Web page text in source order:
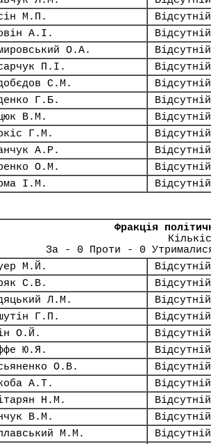
М.П.
Відсутній
А.І.
Відсутній
О.А.
Відсутній
П.І.
Відсутній
С.М.
Відсутній
Г.Б.
Відсутній
В.М.
Відсутній
Г.М.
Відсутній
А.Р.
Відсутній
О.М.
Відсутній
І.М.
Відсутній
Фракція
За - 0 Проти - 0
М.Й.
Відсутній
С.В.
Відсутній
Л.М.
Відсутній
Г.П.
Відсутній
О.Й.
Відсутній
Ю.Я.
Відсутній
О.В.
Відсутній
А.Т.
Відсутній
Н.М.
Відсутній
В.М.
Відсутній
М.М.
Відсутній